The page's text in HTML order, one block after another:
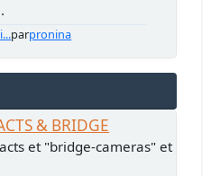
parpronina
& BRIDGE
et "bridge-cameras" et